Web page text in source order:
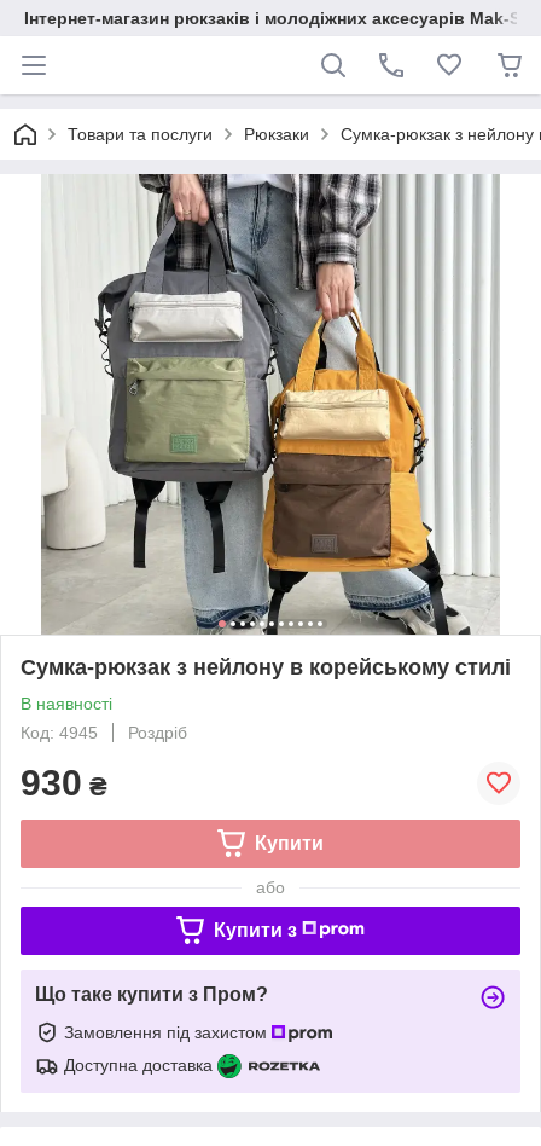
Інтернет-магазин рюкзаків і молодіжних аксесуарів Mak-
Товари та послуги Рюкзаки Сумка-рюкзак з нейлону
Сумка-рюкзак з нейлону в корейському стилі
В наявності
Код: 4945
Роздріб
930 ₴
Купити
або
Купити з
Що таке купити з Пром?
Замовлення під захистом
Доступна доставка